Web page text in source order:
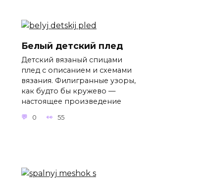
Белый детский плед
Детский вязаный спицами
плед с описанием и схемами
вязания. Филигранные узоры,
как будто бы кружево —
настоящее произведение
0 55